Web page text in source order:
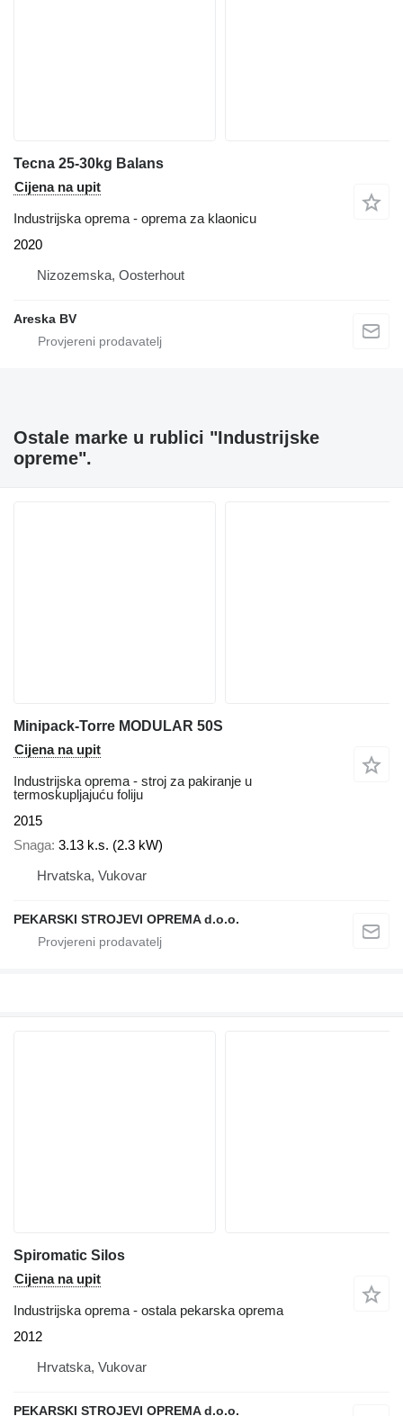
Tecna 25-30kg Balans
Cijena na upit
Industrijska oprema - oprema za klaonicu
2020
Nizozemska, Oosterhout
Areska BV
Ostale marke u rublici "Industrijske
opreme".
Minipack-Torre MODULAR 50S
Cijena na upit
Industrijska oprema - stroj za pakiranje u
termoskupljajuću foliju
2015
Snaga 3.13 k.s. (2.3 kW)
Hrvatska, Vukovar
PEKARSKI STROJEVI OPREMA d.o.o.
Spiromatic Silos
Cijena na upit
Industrijska oprema - ostala pekarska oprema
2012
Hrvatska, Vukovar
PEKARSKI STROJEVI OPREMA d.o.o.